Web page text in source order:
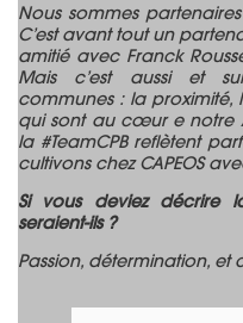
Nous sommes
C’est avant tout un
amitié avec Franck
Mais c’est aussi et
communes : la proximité,
qui sont au cœur e notre
la #TeamCPB reflètent
cultivons chez CAPEOS
Si vous deviez décrire
seraient-ils ?
Passion, détermination, et